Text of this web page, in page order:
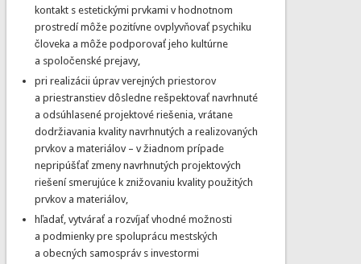
kontakt s estetickými prvkami v hodnotnom
prostredí môže pozitívne ovplyvňovať psychiku
človeka a môže podporovať jeho kultúrne
a spoločenské prejavy,
pri realizácii úprav verejných priestorov
a priestranstiev dôsledne rešpektovať navrhnuté
a odsúhlasené projektové riešenia, vrátane
dodržiavania kvality navrhnutých a realizovaných
prvkov a materiálov – v žiadnom prípade
nepripúšťať zmeny navrhnutých projektových
riešení smerujúce k znižovaniu kvality použitých
prvkov a materiálov,
hľadať, vytvárať a rozvíjať vhodné možnosti
a podmienky pre spoluprácu mestských
a obecných samospráv s investormi